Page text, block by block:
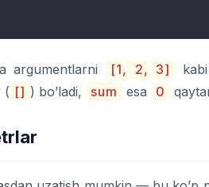
argumentlarni [1, 2, 3]
( [] ) bo’ladi, sum esa 0